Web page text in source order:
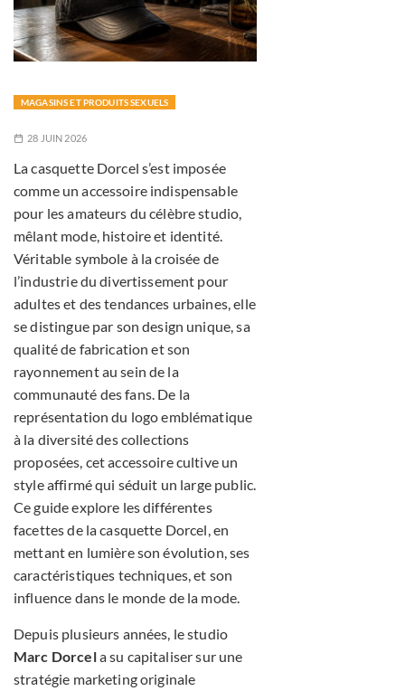
MAGASINS ET PRODUITS SEXUELS
28 JUIN 2026
La casquette Dorcel s’est imposée
comme un accessoire indispensable
pour les amateurs du célèbre studio,
mêlant mode, histoire et identité.
Véritable symbole à la croisée de
l’industrie du divertissement pour
adultes et des tendances urbaines, elle
se distingue par son design unique, sa
qualité de fabrication et son
rayonnement au sein de la
communauté des fans. De la
représentation du logo emblématique
à la diversité des collections
proposées, cet accessoire cultive un
style affirmé qui séduit un large public.
Ce guide explore les différentes
facettes de la casquette Dorcel, en
mettant en lumière son évolution, ses
caractéristiques techniques, et son
influence dans le monde de la mode.
Depuis plusieurs années, le studio
Marc Dorcela su capitaliser sur une
stratégie marketing originale